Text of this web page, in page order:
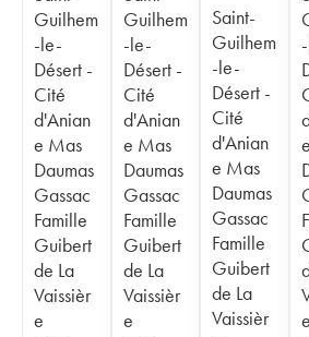
Guilhem
-le-
Désert -
Cité
d'Anian
e Mas
Daumas
Gassac
Famille
Guibert
de La
Vaissièr
e
Guilhem
-le-
Désert -
Cité
d'Anian
e Mas
Daumas
Gassac
Famille
Guibert
de La
Vaissièr
e
Saint-
Guilhem
-le-
Désert -
Cité
d'Anian
e Mas
Daumas
Gassac
Famille
Guibert
de La
Vaissièr
e